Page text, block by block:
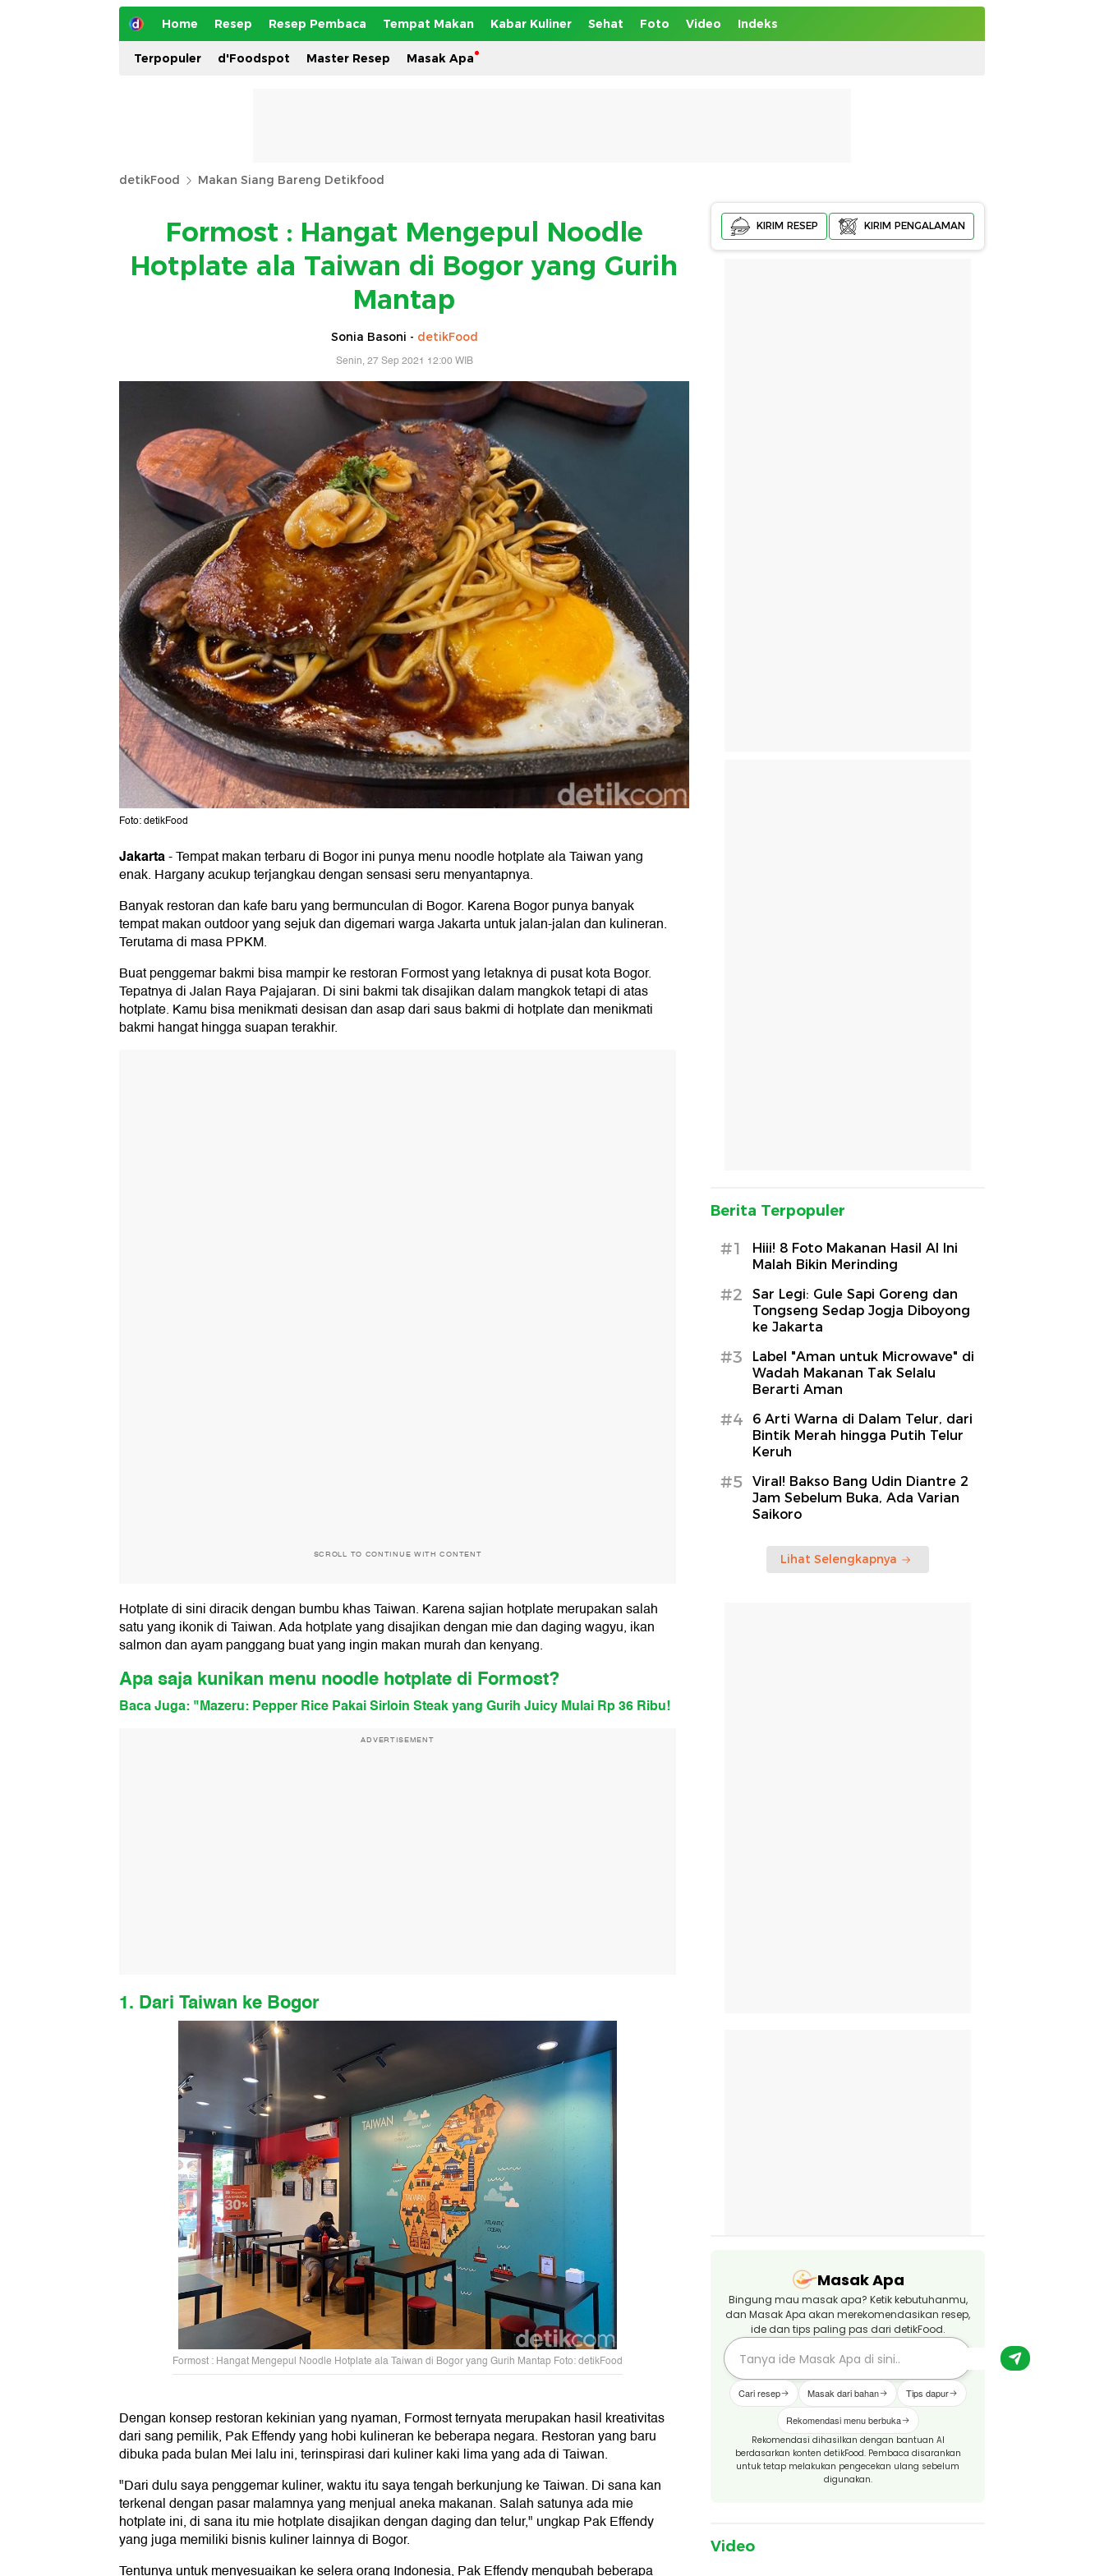
Home Resep Resep Pembaca Tempat Makan Kabar Kuliner Sehat Foto Video Indeks
Terpopuler d'Foodspot Master Resep Masak Apa
detikFood Makan Siang Bareng Detikfood
Formost : Hangat Mengepul Noodle
Hotplate ala Taiwan di Bogor yang Gurih
Mantap
Sonia Basoni - detikFood
Senin, 27 Sep 2021 12:00 WIB
Foto: detikFood
Jakarta-Tempat makan terbaru di Bogor ini punya menu noodle hotplate ala Taiwan yang
enak. Hargany acukup terjangkau dengan sensasi seru menyantapnya.
Banyak restoran dan kafe baru yang bermunculan di Bogor. Karena Bogor punya banyak
tempat makan outdoor yang sejuk dan digemari warga Jakarta untuk jalan-jalan dan kulineran.
Terutama di masa PPKM.
Buat penggemar bakmi bisa mampir ke restoran Formost yang letaknya di pusat kota Bogor.
Tepatnya di Jalan Raya Pajajaran. Di sini bakmi tak disajikan dalam mangkok tetapi di atas
hotplate. Kamu bisa menikmati desisan dan asap dari saus bakmi di hotplate dan menikmati
bakmi hangat hingga suapan terakhir.
SCROLL TO CONTINUE WITH CONTENT
Hotplate di sini diracik dengan bumbu khas Taiwan. Karena sajian hotplate merupakan salah
satu yang ikonik di Taiwan. Ada hotplate yang disajikan dengan mie dan daging wagyu, ikan
salmon dan ayam panggang buat yang ingin makan murah dan kenyang.
Apa saja kunikan menu noodle hotplate di Formost?
Baca Juga: "Mazeru: Pepper Rice Pakai Sirloin Steak yang Gurih Juicy Mulai Rp 36 Ribu!
ADVERTISEMENT
1. Dari Taiwan ke Bogor
Formost : Hangat Mengepul Noodle Hotplate ala Taiwan di Bogor yang Gurih Mantap Foto: detikFood
Dengan konsep restoran kekinian yang nyaman, Formost ternyata merupakan hasil kreativitas
dari sang pemilik, Pak Effendy yang hobi kulineran ke beberapa negara. Restoran yang baru
dibuka pada bulan Mei lalu ini, terinspirasi dari kuliner kaki lima yang ada di Taiwan.
"Dari dulu saya penggemar kuliner, waktu itu saya tengah berkunjung ke Taiwan. Di sana kan
terkenal dengan pasar malamnya yang menjual aneka makanan. Salah satunya ada mie
hotplate ini, di sana itu mie hotplate disajikan dengan daging dan telur," ungkap Pak Effendy
yang juga memiliki bisnis kuliner lainnya di Bogor.
Tentunya untuk menyesuaikan ke selera orang Indonesia, Pak Effendy mengubah beberapa
KIRIM RESEP KIRIM PENGALAMAN
Berita Terpopuler
#1
Hiii! 8 Foto Makanan Hasil AI Ini
Malah Bikin Merinding
#2
Sar Legi: Gule Sapi Goreng dan
Tongseng Sedap Jogja Diboyong
ke Jakarta
#3
Label "Aman untuk Microwave" di
Wadah Makanan Tak Selalu
Berarti Aman
#4
6 Arti Warna di Dalam Telur, dari
Bintik Merah hingga Putih Telur
Keruh
#5
Viral! Bakso Bang Udin Diantre 2
Jam Sebelum Buka, Ada Varian
Saikoro
Lihat Selengkapnya
Masak Apa
Bingung mau masak apa? Ketik kebutuhanmu,
dan Masak Apa akan merekomendasikan resep,
ide dan tips paling pas dari detikFood.
Cari resep Masak dari bahan Tips dapur
Rekomendasi menu berbuka
Rekomendasi dihasilkan dengan bantuan AI
berdasarkan konten detikFood. Pembaca disarankan
untuk tetap melakukan pengecekan ulang sebelum
digunakan.
Video